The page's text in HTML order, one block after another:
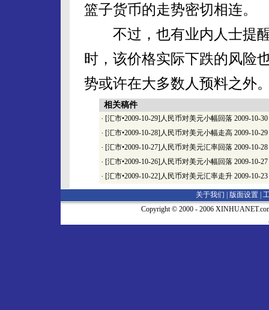
篮子货币的走势密切相连。
不过，也有业内人士提醒
时，该价格实际下跌的风险
势或许在大多数人预料之外
相关稿件
· [汇市•2009-10-29]人民币对美元小幅回落 2009-10-30
· [汇市•2009-10-28]人民币对美元小幅走高 2009-10-29
· [汇市•2009-10-27]人民币对美元汇率回落 2009-10-28
· [汇市•2009-10-26]人民币对美元小幅回落 2009-10-27
· [汇市•2009-10-22]人民币对美元汇率走升 2009-10-23
关于我们 | 版面设置
Copyright © 2000 - 2006